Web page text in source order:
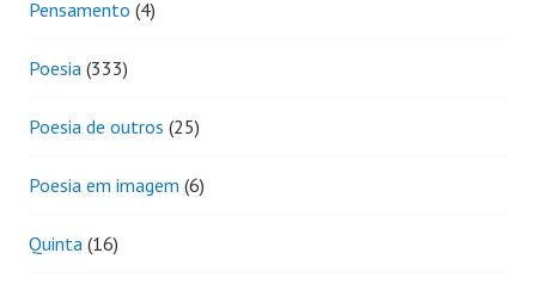
Pensamento (4)
Poesia (333)
Poesia de outros (25)
Poesia em imagem (6)
Quinta (16)